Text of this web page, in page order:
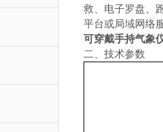
救、电子罗盘、
平台或局域网络
可穿戴手持气象
二、技术参数